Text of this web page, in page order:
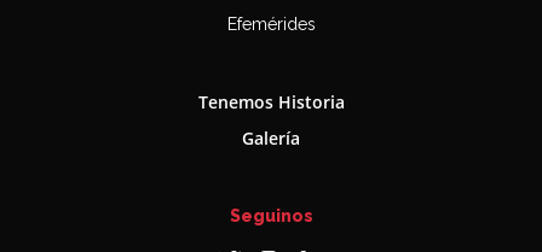
Efemérides
Tenemos Historia
Galería
Seguinos